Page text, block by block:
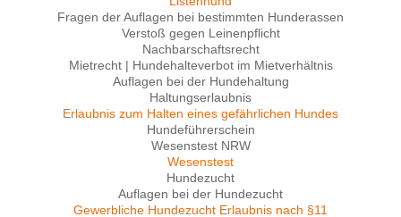
Fragen der Auflagen bei bestimmten Hunderassen
Verstoß gegen Leinenpflicht
Nachbarschaftsrecht
Mietrecht | Hundehalteverbot im Mietverhältnis
Auflagen bei der Hundehaltung
Haltungserlaubnis
Erlaubnis zum Halten eines gefährlichen Hundes
Hundeführerschein
Wesenstest NRW
Wesenstest
Hundezucht
Auflagen bei der Hundezucht
Gewerbliche Hundezucht Erlaubnis nach §11